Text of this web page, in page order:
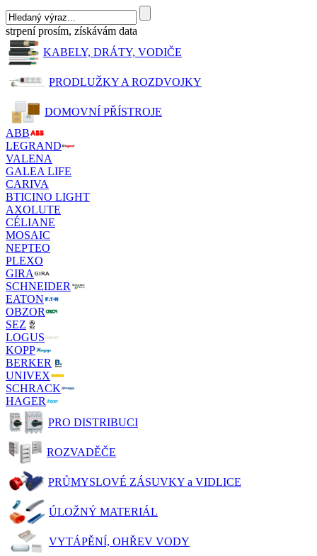
strpení prosím, získávám data
KABELY, DRÁTY, VODIČE
PRODLUŽKY A ROZDVOJKY
DOMOVNÍ PŘÍSTROJE
ABB
LEGRAND
VALENA
GALEA LIFE
CARIVA
BTICINO LIGHT
AXOLUTE
CÉLIANE
MOSAIC
NEPTEO
PLEXO
GIRA
SCHNEIDER
EATON
OBZOR
SEZ
LOGUS
KOPP
BERKER
UNIVEX
SCHRACK
HAGER
PRO DISTRIBUCI
ROZVADĚČE
PRŮMYSLOVÉ ZÁSUVKY a VIDLICE
ÚLOŽNÝ MATERIÁL
VYTÁPĚNÍ, OHŘEV VODY